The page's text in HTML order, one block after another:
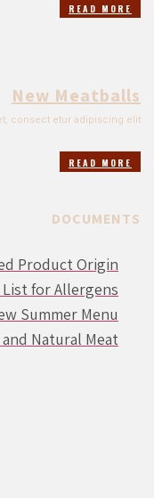
READ MORE
New Meatballs
consect etur adipiscing elit.
READ MORE
DOCUMENTS
Product Origin
for Allergens
Summer Menu
Natural Meat